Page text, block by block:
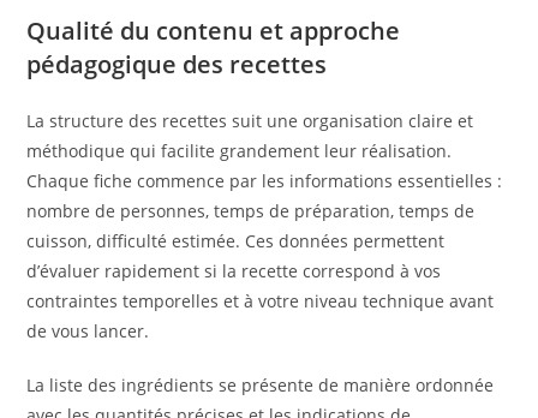
Qualité du contenu et approche
pédagogique des recettes
La structure des recettes suit une organisation claire et
méthodique qui facilite grandement leur réalisation.
Chaque fiche commence par les informations essentielles :
nombre de personnes, temps de préparation, temps de
cuisson, difficulté estimée. Ces données permettent
d’évaluer rapidement si la recette correspond à vos
contraintes temporelles et à votre niveau technique avant
de vous lancer.
La liste des ingrédients se présente de manière ordonnée